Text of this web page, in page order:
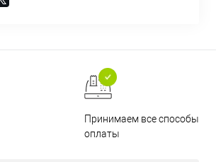
Принимаем все способы
оплаты